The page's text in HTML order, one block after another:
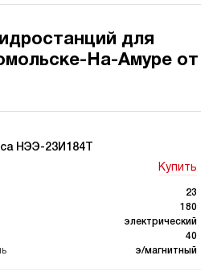
для
На-Амуре от
НЭЭ-23И184Т
Купить
23
180
электрический
40
э/магнитный